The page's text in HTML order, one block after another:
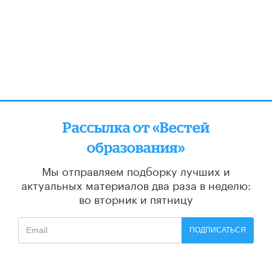
Рассылка от «Вестей
образования»
Мы отправляем подборку лучших и
актуальных материалов два раза в неделю:
во вторник и пятницу
ПОДПИСАТЬСЯ